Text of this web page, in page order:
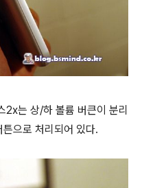
2x는 상/하 볼륨 버큰이 분리
으로 처리되어 있다.